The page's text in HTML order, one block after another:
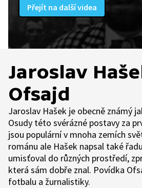
Přejít na další videa
Jaroslav
Ofsajd
Jaroslav Hašek je obecně známý
Osudy této svérázné postavy za
jsou populární v mnoha zemích
románu ale Hašek napsal také
umisťoval do různých prostředí,
která sám dobře znal. Povídka
fotbalu a žurnalistiky.